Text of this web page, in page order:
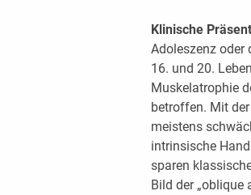
Klinische
Adoleszenz oder
16. und 20.
Muskelatrophie
betroffen. Mit
meistens
intrinsische
sparen
Bild der „oblique